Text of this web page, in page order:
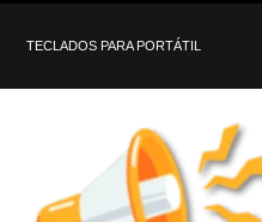
TECLADOS PARA PORTÁTIL